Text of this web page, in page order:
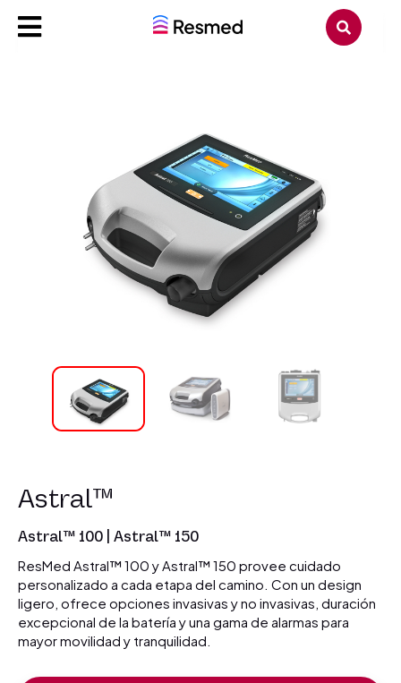
Astral™
Astral™ 100 | Astral™ 150
ResMed Astral™ 100 y Astral™ 150 provee cuidado
personalizado a cada etapa del camino. Con un design
ligero, ofrece opciones invasivas y no invasivas, duración
excepcional de la batería y una gama de alarmas para
mayor movilidad y tranquilidad.